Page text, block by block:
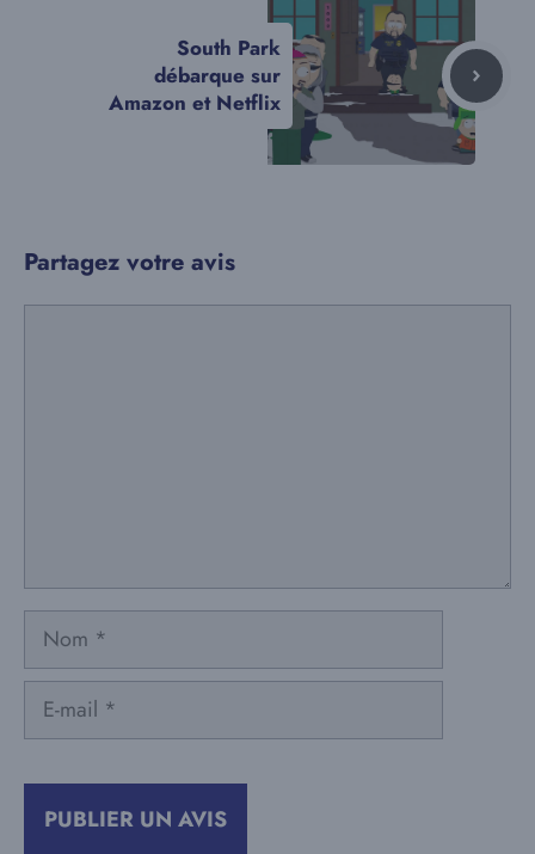
South Park
débarque sur
Amazon et Netflix
Partagez votre avis
Nom